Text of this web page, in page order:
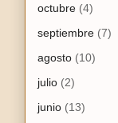
octubre (4)
septiembre (7)
agosto (10)
julio (2)
junio (13)